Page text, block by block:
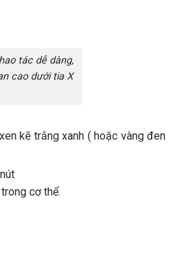
tác dễ dàng,
cao dưới tia X
kẽ trắng xanh ( hoặc vàng
cơ thể.